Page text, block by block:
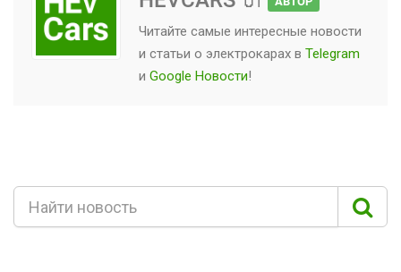
Читайте самые интересные новости
и статьи о электрокарах в Telegram
и Google Новости!